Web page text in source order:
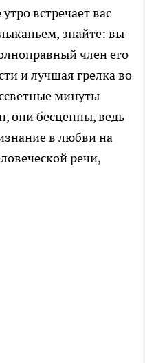
встречает вас
знайте: вы
член его
и лучшая грелка во
минуты
они бесценны, ведь
в любви на
речи,